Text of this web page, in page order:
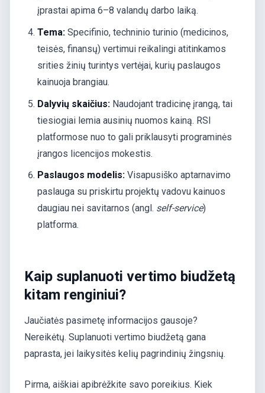
įprastai apima 6–8 valandų darbo laiką.
Tema: Specifinio, techninio turinio (medicinos,
teisės, finansų) vertimui reikalingi atitinkamos
srities žinių turintys vertėjai, kurių paslaugos
kainuoja brangiau.
Dalyvių skaičius: Naudojant tradicinę įrangą, tai
tiesiogiai lemia ausinių nuomos kainą. RSI
platformose nuo to gali priklausyti programinės
įrangos licencijos mokestis.
Paslaugos modelis: Visapusiško aptarnavimo
paslauga su priskirtu projektų vadovu kainuos
daugiau nei savitarnos (angl. self-service)
platforma.
Kaip suplanuoti vertimo biudžetą
kitam renginiui?
Jaučiatės pasimetę informacijos gausoje?
Nereikėtų. Suplanuoti vertimo biudžetą gana
paprasta, jei laikysitės kelių pagrindinių žingsnių.
Pirma, aiškiai apibrėžkite savo poreikius. Kiek